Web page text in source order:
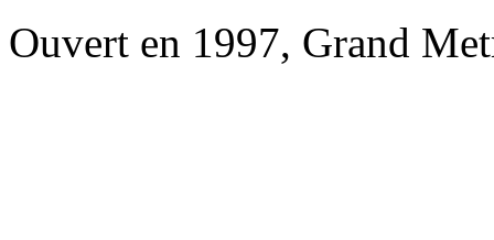
Ouvert en 1997, Grand